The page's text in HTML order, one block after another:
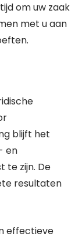
om uw zaak
met u aan
blijft het
en
te zijn. De
resultaten
effectieve